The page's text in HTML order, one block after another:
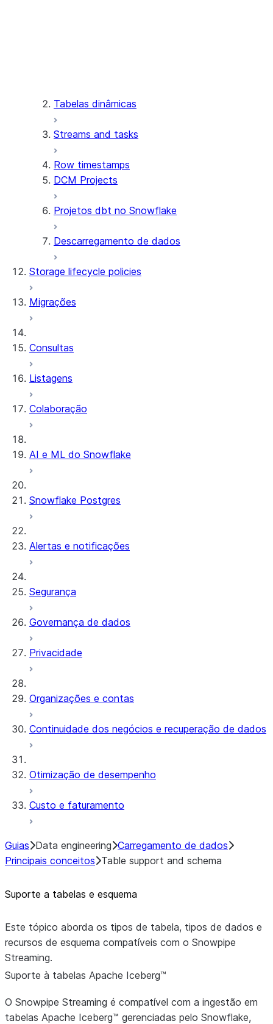
Tabelas dinâmicas
Streams and tasks
Row timestamps
DCM Projects
Projetos dbt no Snowflake
Descarregamento de dados
Storage lifecycle policies
Migrações
Consultas
Listagens
Colaboração
AI e ML do Snowflake
Snowflake Postgres
Alertas e notificações
Segurança
Governança de dados
Privacidade
Organizações e contas
Continuidade dos negócios e recuperação de dados
Otimização de desempenho
Custo e faturamento
Guias Data engineering Carregamento de dados
Principais conceitos Table support and schema
Suporte a tabelas e esquema
Este tópico aborda os tipos de tabela, tipos de dados e
recursos de esquema compatíveis com o Snowpipe
Streaming.
Suporte à tabelas Apache Iceberg™
O Snowpipe Streaming é compatível com a ingestão em
tabelas Apache Iceberg™ gerenciadas pelo Snowflake,